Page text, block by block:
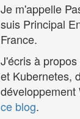
Je m'appelle
suis Principal
France.
J'écris à
et Kubernetes,
développement
ce blog.